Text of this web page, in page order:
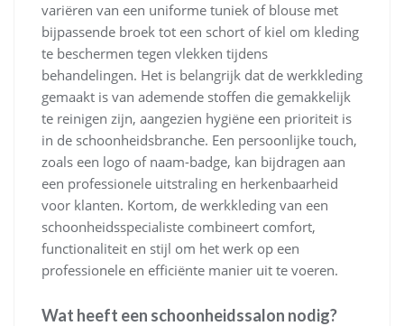
variëren van een uniforme tuniek of blouse met
bijpassende broek tot een schort of kiel om kleding
te beschermen tegen vlekken tijdens
behandelingen. Het is belangrijk dat de werkkleding
gemaakt is van ademende stoffen die gemakkelijk
te reinigen zijn, aangezien hygiëne een prioriteit is
in de schoonheidsbranche. Een persoonlijke touch,
zoals een logo of naam-badge, kan bijdragen aan
een professionele uitstraling en herkenbaarheid
voor klanten. Kortom, de werkkleding van een
schoonheidsspecialiste combineert comfort,
functionaliteit en stijl om het werk op een
professionele en efficiënte manier uit te voeren.
Wat heeft een schoonheidssalon nodig?